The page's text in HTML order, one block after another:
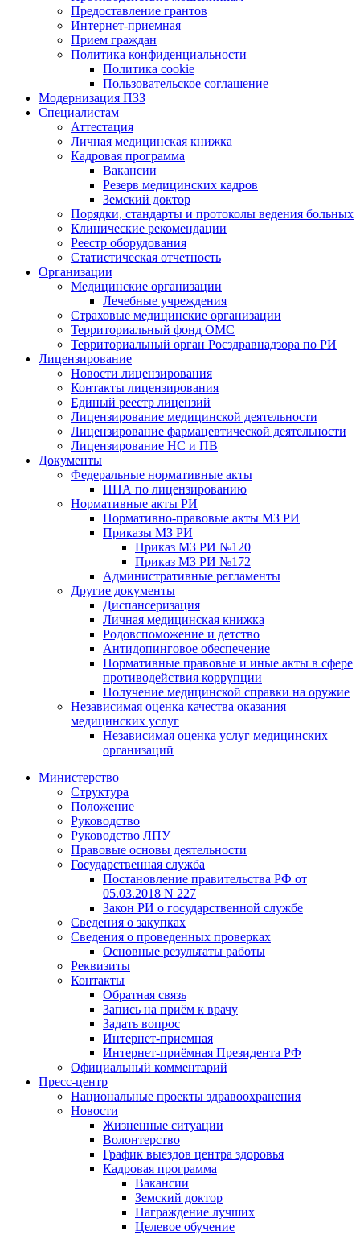
Предоставление грантов
Интернет-приемная
Прием граждан
Политика конфиденциальности
Политика cookie
Пользовательское соглашение
Модернизация ПЗЗ
Специалистам
Аттестация
Личная медицинская книжка
Кадровая программа
Вакансии
Резерв медицинских кадров
Земский доктор
Порядки, стандарты и протоколы ведения больных
Клинические рекомендации
Реестр оборудования
Статистическая отчетность
Организации
Медицинские организации
Лечебные учреждения
Страховые медицинские организации
Территориальный фонд ОМС
Территориальный орган Росздравнадзора по РИ
Лицензирование
Новости лицензирования
Контакты лицензирования
Единый реестр лицензий
Лицензирование медицинской деятельности
Лицензирование фармацевтической деятельности
Лицензирование НС и ПВ
Документы
Федеральные нормативные акты
НПА по лицензированию
Нормативные акты РИ
Нормативно-правовые акты МЗ РИ
Приказы МЗ РИ
Приказ МЗ РИ №120
Приказ МЗ РИ №172
Административные регламенты
Другие документы
Диспансеризация
Личная медицинская книжка
Родовспоможение и детство
Антидопинговое обеспечение
Нормативные правовые и иные акты в сфере
противодействия коррупции
Получение медицинской справки на оружие
Независимая оценка качества оказания
медицинских услуг
Независимая оценка услуг медицинскиx
организаций
Министерство
Структура
Положение
Руководство
Руководство ЛПУ
Правовые основы деятельности
Государственная служба
Постановление правительства РФ от
05.03.2018 N 227
Закон РИ о государственной службе
Сведения о закупках
Сведения о проведенных проверках
Основные результаты работы
Реквизиты
Контакты
Обратная связь
Запись на приём к врачу
Задать вопрос
Интернет-приемная
Интернет-приёмная Президента РФ
Официальный комментарий
Пресс-центр
Национальные проекты здравоохранения
Новости
Жизненные ситуации
Волонтерство
График выездов центра здоровья
Кадровая программа
Вакансии
Земский доктор
Награждение лучших
Целевое обучение